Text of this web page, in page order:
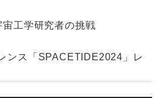
工学研究者の挑戦
ンス「SPACETIDE2024」レ